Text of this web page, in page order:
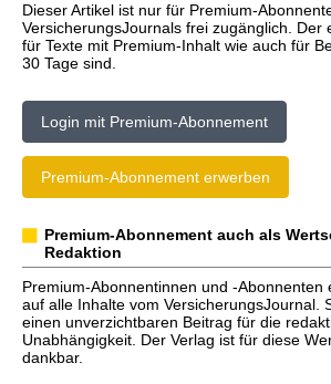
Dieser Artikel ist nur für Premium-
VersicherungsJournals frei zugänglich. Der
für Texte mit Premium-Inhalt wie auch für
30 Tage sind.
Login mit Premium-Abonnement
Premium-Abonnement erwerben
Premium-Abonnement auch als
Redaktion
Premium-Abonnentinnen und -Abonnenten
auf alle Inhalte vom VersicherungsJournal.
einen unverzichtbaren Beitrag für die
Unabhängigkeit. Der Verlag ist für diese
dankbar.